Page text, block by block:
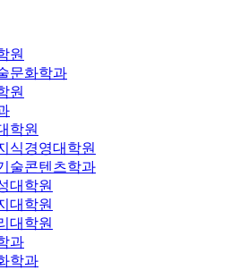
원
문화학과
원
학원
식경영대학원
술콘텐츠학과
대학원
대학원
대학원
과
학과